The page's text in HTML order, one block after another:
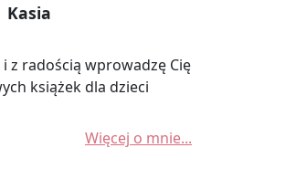
Kasia
i z radością wprowadzę Cię
książek dla dzieci
Więcej o mnie...